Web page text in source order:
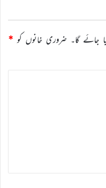
جائے گا۔ ضروری خانوں کو *